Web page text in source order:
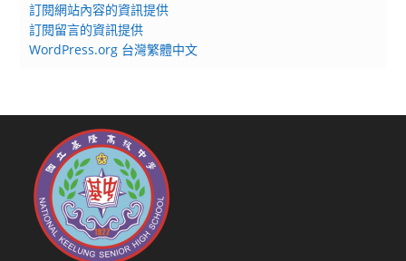
訂閱網站內容的資訊提供
訂閱留言的資訊提供
WordPress.org 台灣繁體中文